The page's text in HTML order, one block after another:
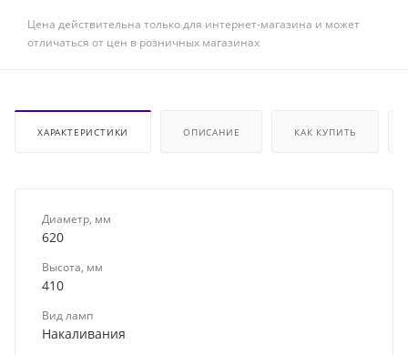
Цена действительна только для интернет-магазина и может
отличаться от цен в розничных магазинах
ХАРАКТЕРИСТИКИ ОПИСАНИЕ КАК КУПИТЬ
Диаметр, мм
620
Высота, мм
410
Вид ламп
Накаливания